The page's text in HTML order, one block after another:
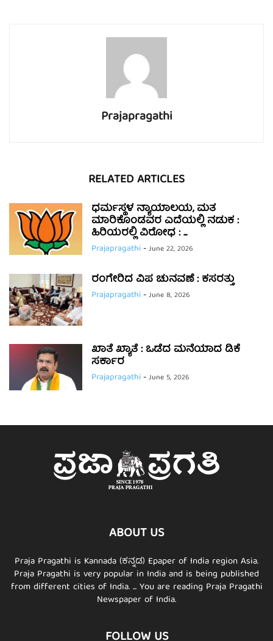
Prajapragathi
RELATED ARTICLES
ಧರ್ಮಸ್ಥಳ ನ್ಯಾಯಾಲಯ, ಮತ
ಮಾರಿಕೊಂಡವರ ಎದೆಯಲ್ಲಿ ನಡುಕ :
ಹಿರಿಯರಲ್ಲಿ ವಿರೋಧ : ...
Prajapragathi-June 22, 2026
ರಂಗೇರಿದ ವಿಪ ಚುನವಣೆ : ಕಸರತ್ತು
Prajapragathi-June 8, 2026
ಖಾತೆ ಖ್ಯಾತೆ : ಒಡೆದ ಮನೆಯಾದ ಡಿಕೆ
ಸರ್ಕಾರ
Prajapragathi-June 5, 2026
ABOUT US
Praja Pragathi is Kannada (ಕನ್ನಡ) Epaper of India region Asia.
Praja Pragathi is very popular in India and is being published
from different cities of India. ... You are reading Praja Pragathi
Newspaper of India.